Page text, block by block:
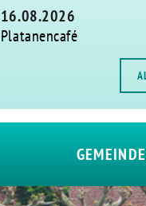
16.08.2026
Platanencafé